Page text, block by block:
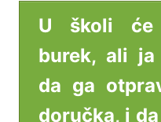
U školi će
burek, ali
da ga
doručka, i